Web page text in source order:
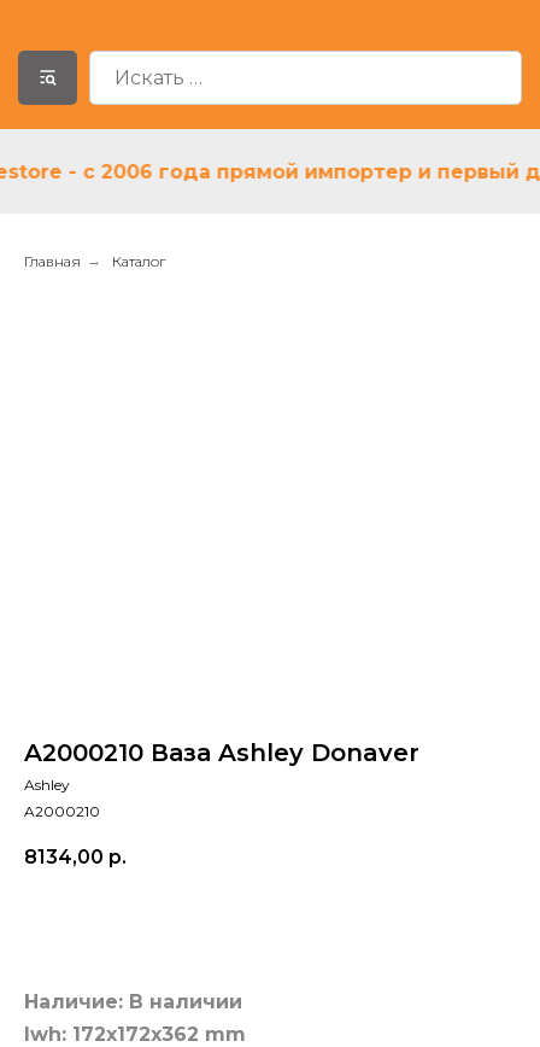
- с 2006 года прямой импортер и первый
Главная → Каталог
A2000210 Ваза Ashley Donaver
Ashley
A2000210
8134,00 р.
Наличие: В наличии
lwh: 172x172x362 mm